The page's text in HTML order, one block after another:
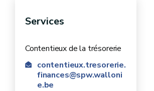
Services
Contentieux de la trésorerie
contentieux.tresorerie.
finances@spw.walloni
e.be